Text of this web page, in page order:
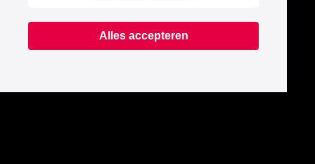
Alles accepteren